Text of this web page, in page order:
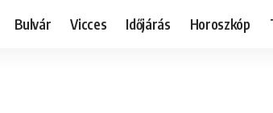
Bulvár Vicces Időjárás Horoszkóp